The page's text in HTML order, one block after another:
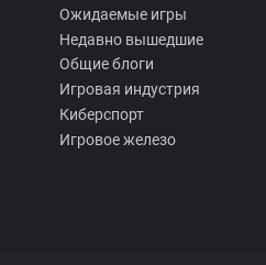
Ожидаемые игры
Недавно вышедшие
Общие блоги
Игровая индустрия
Киберспорт
Игровое железо